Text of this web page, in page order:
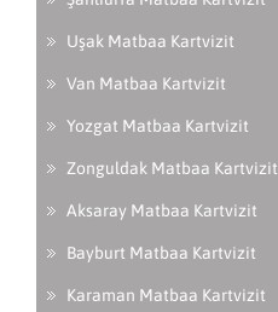
Uşak Matbaa Kartvizit
Van Matbaa Kartvizit
Yozgat Matbaa Kartvizit
Zonguldak Matbaa Kartvizit
Aksaray Matbaa Kartvizit
Bayburt Matbaa Kartvizit
Karaman Matbaa Kartvizit